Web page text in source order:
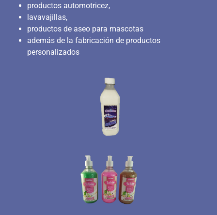
productos automotricez,
lavavajillas,
productos de aseo para mascotas
además de la fabricación de productos
personalizados